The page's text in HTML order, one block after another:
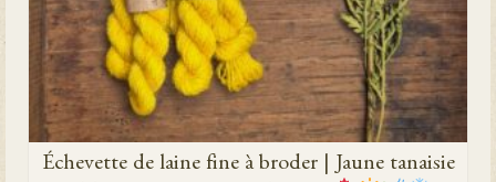
Échevette de laine fine à broder | Jaune tanaisie